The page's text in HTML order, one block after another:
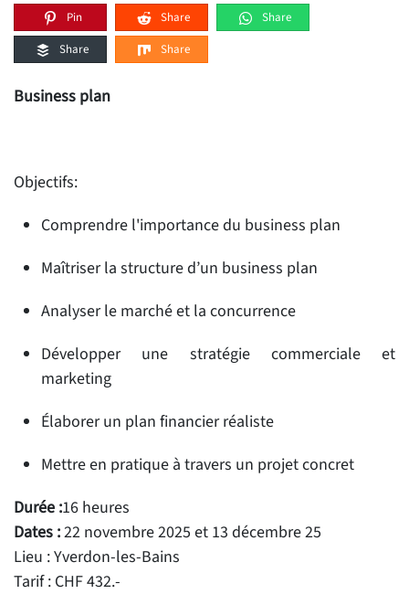
Pin
Share
Share
Share
Share
Business plan
Objectifs:
Comprendre l'importance du business plan
Maîtriser la structure d’un business plan
Analyser le marché et la concurrence
Développer une stratégie commerciale et
marketing
Élaborer un plan financier réaliste
Mettre en pratique à travers un projet concret
Durée :16 heures
Dates :22 novembre 2025 et 13 décembre 25
Lieu : Yverdon-les-Bains
Tarif : CHF 432.-